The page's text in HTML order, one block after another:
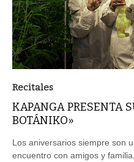
Recitales
KAPANGA PRESENTA
BOTÁNIKO»
Los aniversarios siempre son
encuentro con amigos y